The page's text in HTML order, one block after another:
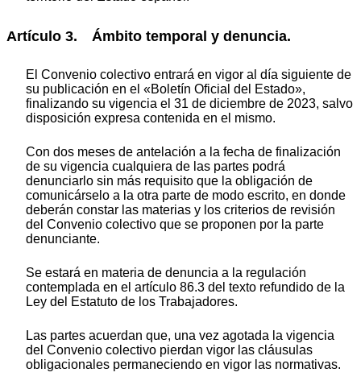
Artículo 3. Ámbito temporal y denuncia.
El Convenio colectivo entrará en vigor al día siguiente de
su publicación en el «Boletín Oficial del Estado»,
finalizando su vigencia el 31 de diciembre de 2023, salvo
disposición expresa contenida en el mismo.
Con dos meses de antelación a la fecha de finalización
de su vigencia cualquiera de las partes podrá
denunciarlo sin más requisito que la obligación de
comunicárselo a la otra parte de modo escrito, en donde
deberán constar las materias y los criterios de revisión
del Convenio colectivo que se proponen por la parte
denunciante.
Se estará en materia de denuncia a la regulación
contemplada en el artículo 86.3 del texto refundido de la
Ley del Estatuto de los Trabajadores.
Las partes acuerdan que, una vez agotada la vigencia
del Convenio colectivo pierdan vigor las cláusulas
obligacionales permaneciendo en vigor las normativas.